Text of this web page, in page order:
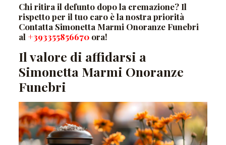
Chi ritira il defunto dopo la cremazione? Il
rispetto per il tuo caro è la nostra priorità
Contatta Simonetta Marmi Onoranze Funebri
al +393355856670ora!
Il valore di affidarsi a
Simonetta Marmi Onoranze
Funebri